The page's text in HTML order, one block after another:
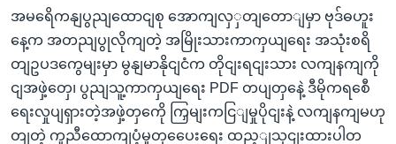
အမရေိကနျပွညျထောငျစု အောကျလှှတျတောျမှာ ဗုဒ်ဓဟူး
နေ့က အတညျပွုလိုကျတဲ့ အမြိုးသားကာကှယျရေး အသုံးစရိ
တျဥပဒကွေမျးမှာ မွနျမာနိုငျငံက တိုငျးရငျးသား လကျနကျကို
ငျအဖှဲ့တှေ၊ ပွညျသူ့ကာကှယျရေး PDF တပျတှနေဲ့ ဒီမိုကရစေီ
ရေးလှုပျရှားတဲ့အဖှဲ့တှကေို ကြှမျးကငြျမှုပိုငျးနဲ့ လကျနကျမဟု
တျတဲ့ ကူညီထောကျပံ့မှုတှပေေးရေး ထည့ျသှငျးထားပါတ